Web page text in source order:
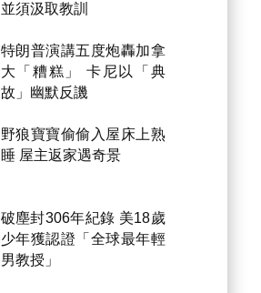
並須汲取教訓
特朗普演講五度炮轟加拿
大「糟糕」 卡尼以「典
故」幽默反譏
野狼寶寶偷偷入屋床上熟
睡 屋主返家遇奇景
破塵封306年紀錄 美18歲
少年獲認證「全球最年輕
男教授」